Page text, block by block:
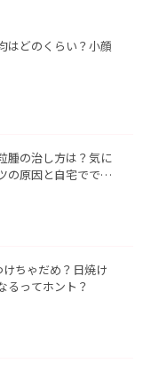
はどのくらい？小顔
腫の治し方は？気に
の原因と自宅ででき
けちゃだめ？日焼け
るってホント？